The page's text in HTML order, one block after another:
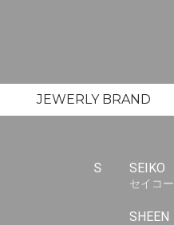
JEWERLYBRAND
S SEIKO
セイコー
SHEEN